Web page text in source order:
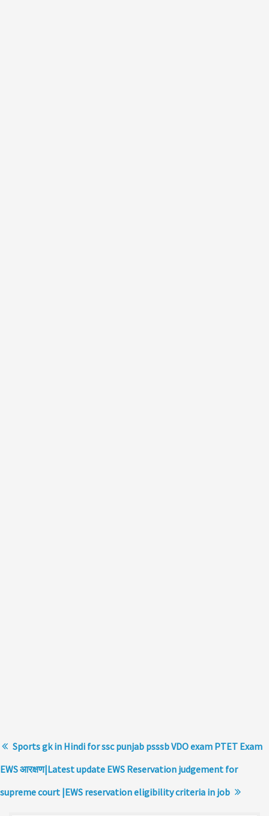
Sports gk in Hindi for ssc punjab psssb VDO exam PTET Exam
EWS आरक्षण|Latest update EWS Reservation judgement for
supreme court |EWS reservation eligibility criteria in job